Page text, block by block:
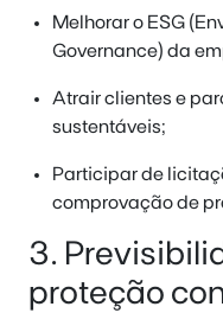
Melhorar o ESG
Governance) da
Atrair clientes e
sustentáveis;
Participar de
comprovação de
3.
proteção